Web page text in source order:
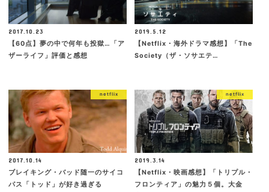
2017.10.23
【60点】夢の中で何年も投獄…「ア
ザーライフ」評価と感想
2019.5.12
【Netflix・海外ドラマ感想】「The
Society（ザ・ソサエテ…
netflix
2017.10.14
ブレイキング・バッド随一のサイコ
パス「トッド」が好き過ぎる
netflix
2019.3.14
【Netflix・映画感想】「トリプル・
フロンティア」の魅力５個。大金